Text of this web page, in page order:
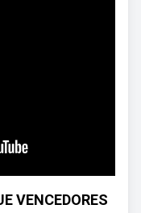
VENCEDORES